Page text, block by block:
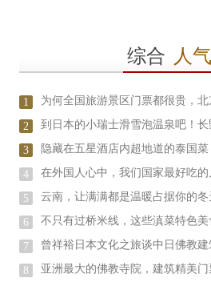
综合 人
1 为何全国旅游景区门票都很贵，北
2 到日本的小瑞士滑雪泡温泉吧！长
3 隐藏在五星酒店内超地道的泰国菜
4 在外国人心中，我们国家最好吃的
5 云南，让满满都是温暖占据你的冬
6 不只有过桥米线，这些滇菜特色美
7 曾祥裕日本文化之旅谈中日佛教建
8 亚洲最大的佛教寺院，建筑精美门